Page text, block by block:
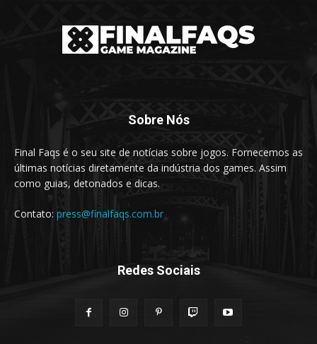
Sobre Nós
Final Faqs é o seu site de notícias sobre jogos. Fornecemos as
últimas notícias diretamente da indústria dos games. Assim
como guias, detonados e dicas.
Contato: press@finalfaqs.com.br
Redes Sociais